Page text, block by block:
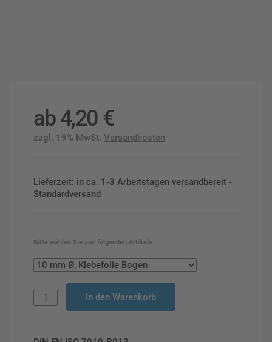
ab4,20 €
zzgl. 19% MwSt. Versandkosten
Lieferzeit: in ca. 1-3 Arbeitstagen versandbereit -
Standardversand
Bitte wählen Sie aus folgenden Artikeln
In den Warenkorb